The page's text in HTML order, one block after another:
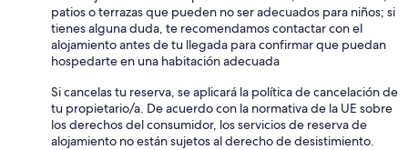
patios o terrazas que pueden no ser adecuados para niños; si
tienes alguna duda, te recomendamos contactar con el
alojamiento antes de tu llegada para confirmar que puedan
hospedarte en una habitación adecuada
Si cancelas tu reserva, se aplicará la política de cancelación de
tu propietario/a. De acuerdo con la normativa de la UE sobre
los derechos del consumidor, los servicios de reserva de
alojamiento no están sujetos al derecho de desistimiento.